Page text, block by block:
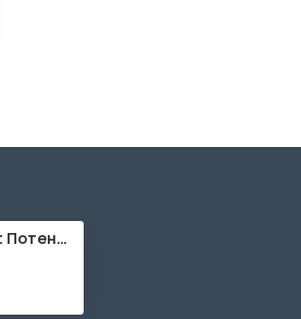
SH-124-250B Kill Pot Потенциометр с функцией отключения сигнала, B250K (лин), Shadow